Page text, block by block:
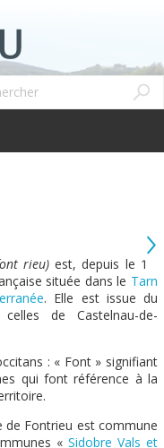
rieu)est, depuis le 1
située dans le Tarn
. Elle est issue du
de Castelnau-de-
: « Font » signifiant
qui font référence à la
Fontrieu est commune
« Sidobre Vals et